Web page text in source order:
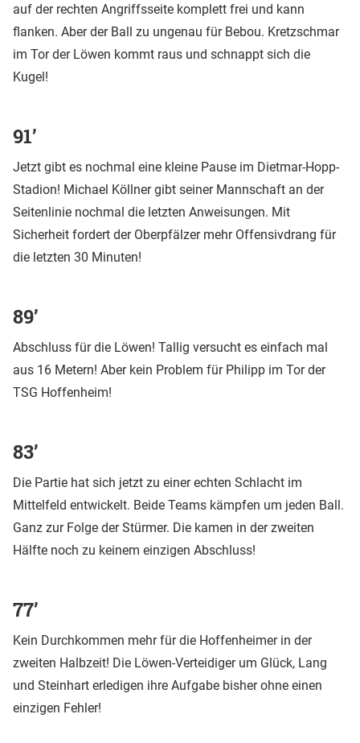
auf der rechten Angriffsseite komplett frei und kann
flanken. Aber der Ball zu ungenau für Bebou. Kretzschmar
im Tor der Löwen kommt raus und schnappt sich die
Kugel!
91’
Jetzt gibt es nochmal eine kleine Pause im Dietmar-Hopp-
Stadion! Michael Köllner gibt seiner Mannschaft an der
Seitenlinie nochmal die letzten Anweisungen. Mit
Sicherheit fordert der Oberpfälzer mehr Offensivdrang für
die letzten 30 Minuten!
89’
Abschluss für die Löwen! Tallig versucht es einfach mal
aus 16 Metern! Aber kein Problem für Philipp im Tor der
TSG Hoffenheim!
83’
Die Partie hat sich jetzt zu einer echten Schlacht im
Mittelfeld entwickelt. Beide Teams kämpfen um jeden Ball.
Ganz zur Folge der Stürmer. Die kamen in der zweiten
Hälfte noch zu keinem einzigen Abschluss!
77’
Kein Durchkommen mehr für die Hoffenheimer in der
zweiten Halbzeit! Die Löwen-Verteidiger um Glück, Lang
und Steinhart erledigen ihre Aufgabe bisher ohne einen
einzigen Fehler!